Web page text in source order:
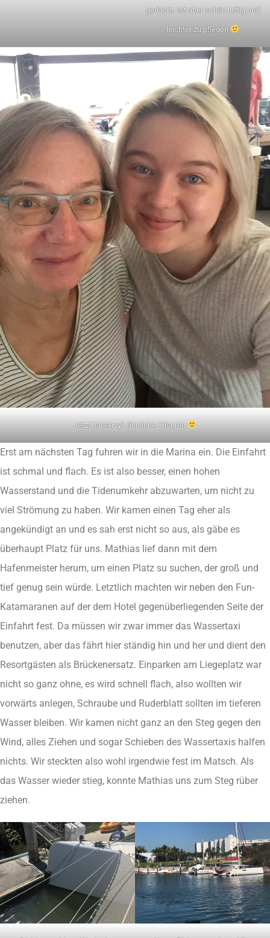
gedacht. Ist aber schön luftig und
leichter zu pflegen
Jetzt haben wir ähnliche Frisuren
Erst am nächsten Tag fuhren wir in die Marina ein. Die Einfahrt
ist schmal und flach. Es ist also besser, einen hohen
Wasserstand und die Tidenumkehr abzuwarten, um nicht zu
viel Strömung zu haben. Wir kamen einen Tag eher als
angekündigt an und es sah erst nicht so aus, als gäbe es
überhaupt Platz für uns. Mathias lief dann mit dem
Hafenmeister herum, um einen Platz su suchen, der groß und
tief genug sein würde. Letztlich machten wir neben den Fun-
Katamaranen auf der dem Hotel gegenüberliegenden Seite der
Einfahrt fest. Da müssen wir zwar immer das Wassertaxi
benutzen, aber das fährt hier ständig hin und her und dient den
Resortgästen als Brückenersatz. Einparken am Liegeplatz war
nicht so ganz ohne, es wird schnell flach, also wollten wir
vorwärts anlegen, Schraube und Ruderblatt sollten im tieferen
Wasser bleiben. Wir kamen nicht ganz an den Steg gegen den
Wind, alles Ziehen und sogar Schieben des Wassertaxis halfen
nichts. Wir steckten also wohl irgendwie fest im Matsch. Als
das Wasser wieder stieg, konnte Mathias uns zum Steg rüber
ziehen.